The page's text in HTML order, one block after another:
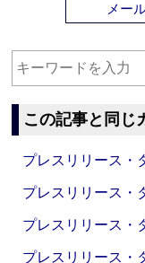
メー
この記事と同じ
プレスリリース
プレスリリース
プレスリリース
プレスリリース